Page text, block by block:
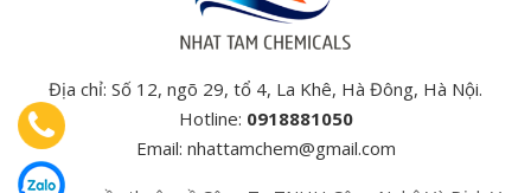
Địa chỉ: Số 12, ngõ 29, tổ 4, La Khê, Hà Đông, Hà Nội.
Hotline: 0918881050
Email: nhattamchem@gmail.com